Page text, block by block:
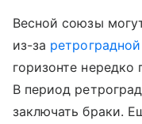
Весной союзы
из-за
горизонте
В период
заключать браки.